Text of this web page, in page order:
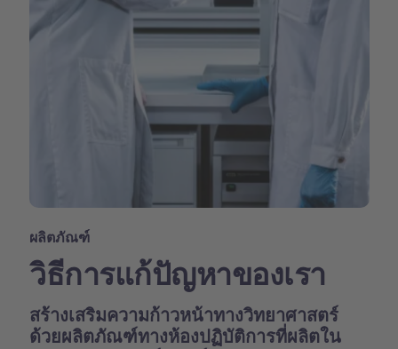
ผลิตภัณฑ์
วิธีการแก้ปัญหาของเรา
สร้างเสริมความก้าวหน้าทางวิทยาศาสตร์
ด้วยผลิตภัณฑ์ทางห้องปฏิบัติการที่ผลิตใน